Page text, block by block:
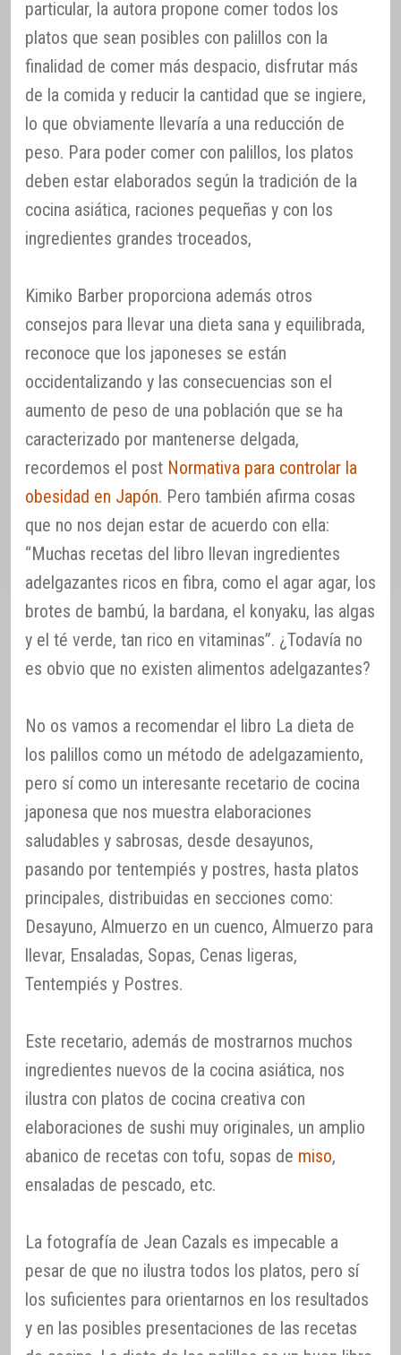
particular, la autora propone comer todos los
platos que sean posibles con palillos con la
finalidad de comer más despacio, disfrutar más
de la comida y reducir la cantidad que se ingiere,
lo que obviamente llevaría a una reducción de
peso. Para poder comer con palillos, los platos
deben estar elaborados según la tradición de la
cocina asiática, raciones pequeñas y con los
ingredientes grandes troceados,
Kimiko Barber proporciona además otros
consejos para llevar una dieta sana y equilibrada,
reconoce que los japoneses se están
occidentalizando y las consecuencias son el
aumento de peso de una población que se ha
caracterizado por mantenerse delgada,
recordemos el post Normativa para controlar la
obesidad en Japón. Pero también afirma cosas
que no nos dejan estar de acuerdo con ella:
“Muchas recetas del libro llevan ingredientes
adelgazantes ricos en fibra, como el agar agar, los
brotes de bambú, la bardana, el konyaku, las algas
y el té verde, tan rico en vitaminas”. ¿Todavía no
es obvio que no existen alimentos adelgazantes?
No os vamos a recomendar el libro La dieta de
los palillos como un método de adelgazamiento,
pero sí como un interesante recetario de cocina
japonesa que nos muestra elaboraciones
saludables y sabrosas, desde desayunos,
pasando por tentempiés y postres, hasta platos
principales, distribuidas en secciones como:
Desayuno, Almuerzo en un cuenco, Almuerzo para
llevar, Ensaladas, Sopas, Cenas ligeras,
Tentempiés y Postres.
Este recetario, además de mostrarnos muchos
ingredientes nuevos de la cocina asiática, nos
ilustra con platos de cocina creativa con
elaboraciones de sushi muy originales, un amplio
abanico de recetas con tofu, sopas de miso,
ensaladas de pescado, etc.
La fotografía de Jean Cazals es impecable a
pesar de que no ilustra todos los platos, pero sí
los suficientes para orientarnos en los resultados
y en las posibles presentaciones de las recetas